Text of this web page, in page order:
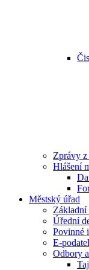
Zprávy z
Hlášení
Městský úřad
Základní
Úřední
Povinné
E-
Odbory